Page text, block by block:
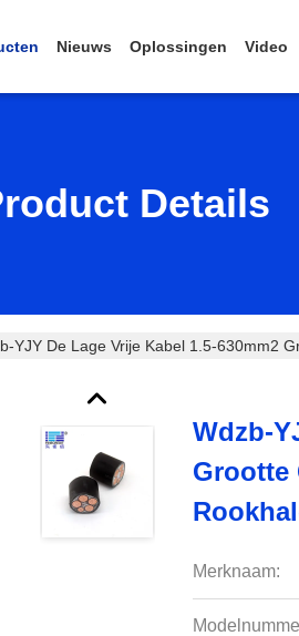
Nieuws Oplossingen Video
Details
YJY De Lage Vrije Kabel 1.5-630mm2
Wdzb-
Grootte
Merknaam: